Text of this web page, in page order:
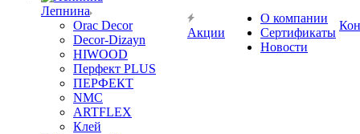
Лепнина
Orac Decor
Decor-Dizayn
HIWOOD
Перфект PLUS
ПЕРФЕКТ
NMC
ARTFLEX
Клей
Акции
О компании
Сертификаты
Новости